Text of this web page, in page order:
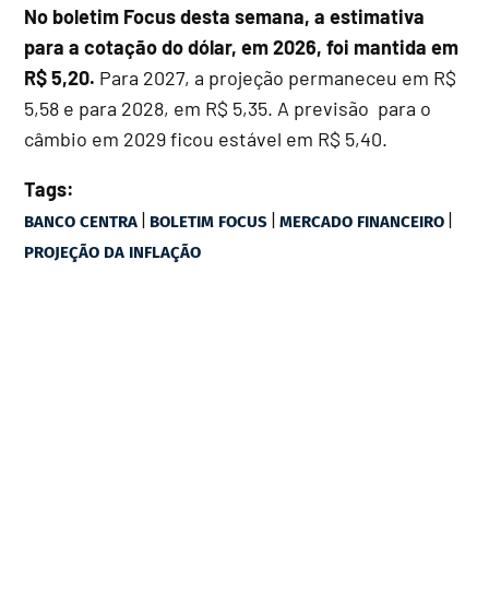
No boletim Focus desta semana, a estimativa
para a cotação do dólar, em 2026, foi mantida em
R$ 5,20. Para 2027, a projeção permaneceu em R$
5,58 e para 2028, em R$ 5,35. A previsão para o
câmbio em 2029 ficou estável em R$ 5,40.
Tags:
BANCO CENTRA | BOLETIM FOCUS |MERCADO FINANCEIRO |
PROJEÇÃO DA INFLAÇÃO